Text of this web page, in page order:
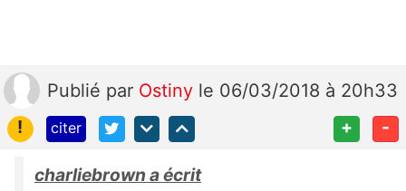
Publié par Ostiny le 06/03/2018 à 20h33
!
citer + -
charliebrown a écrit